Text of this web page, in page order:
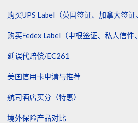
购买UPS Label（英国签证、加拿大签证
购买Fedex Label（申根签证、私人信件
延误代赔偿/EC261
美国信用卡申请与推荐
航司酒店买分（特惠）
境外保险产品对比